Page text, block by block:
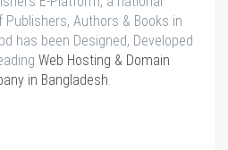
Authors & Books in
has been Designed, Developed
Web Hosting & Domain
in Bangladesh